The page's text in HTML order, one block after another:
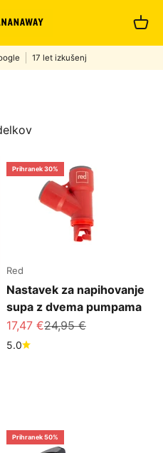
17 let izkušenj
Prihranek 30%
Red
Nastavek za napihovanje
supa z dvema pumpama
Znižana cena
17,47 €Redna cena
24,95 €
5.0
Prihranek 50%